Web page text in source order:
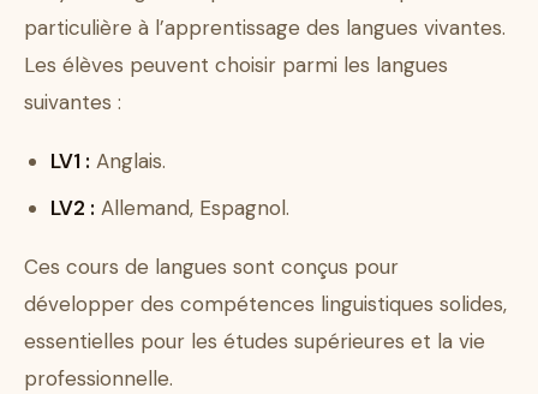
particulière à l’apprentissage des langues vivantes.
Les élèves peuvent choisir parmi les langues
suivantes :
LV1 : Anglais.
LV2 : Allemand, Espagnol.
Ces cours de langues sont conçus pour
développer des compétences linguistiques solides,
essentielles pour les études supérieures et la vie
professionnelle.